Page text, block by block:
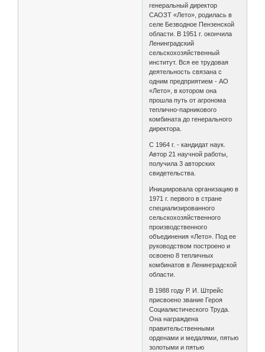
генеральный директор
САОЗТ «Лето», родилась в
селе Безводное Пензенской
области. В 1951 г. окончила
Ленинградский
сельскохозяйственный
институт. Вся ее трудовая
деятельность связана с
одним предприятием - АО
«Лето», в котором она
прошла путь от агронома
теплично-парникового
комбината до генерального
директора.
С 1964 г. - кандидат наук.
Автор 21 научной работы,
получила 3 авторских
свидетельства.
Инициировала организацию в
1971 г. первого в стране
специализированного
сельскохозяйственного
производственного
объединения «Лето». Под ее
руководством построено и
освоено 8 тепличных
комбинатов в Ленинградской
области.
В 1988 году Р. И. Штрейс
присвоено звание Героя
Социалистического Труда.
Она награждена
правительственными
орденами и медалями, пятью
золотыми и пятью